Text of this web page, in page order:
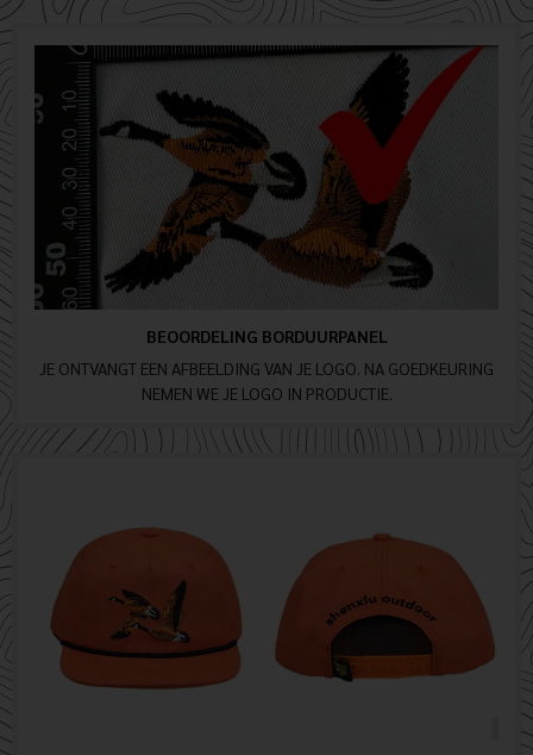
BEOORDELING BORDUURPANEL
JE ONTVANGT EEN AFBEELDING VAN JE LOGO. NA GOEDKEURING
NEMEN WE JE LOGO IN PRODUCTIE.